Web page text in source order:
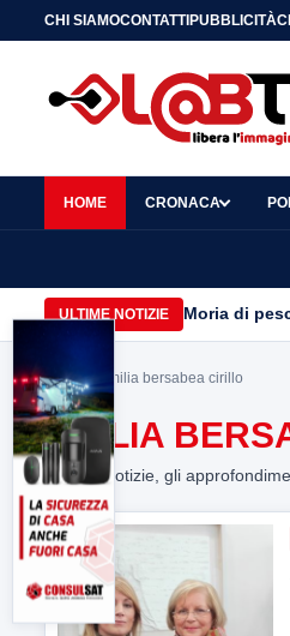
CHI SIAMOCONTATTIPUBBLICITÀ
HOME CRONACA
ULTIME NOTIZIE Moria di
Home> emilia bersabea cirillo
EMILIA
Tutte le notizie, gli